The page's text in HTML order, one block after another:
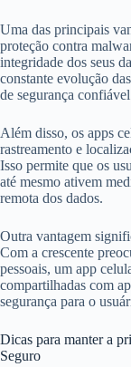
Uma das principais
proteção contra
integridade dos seus
constante evolução
de segurança
Além disso, os apps
rastreamento e
Isso permite que os
até mesmo ativem
remota dos dados.
Outra vantagem
Com a crescente
pessoais, um app
compartilhadas com
segurança para o
Dicas para manter a
Seguro